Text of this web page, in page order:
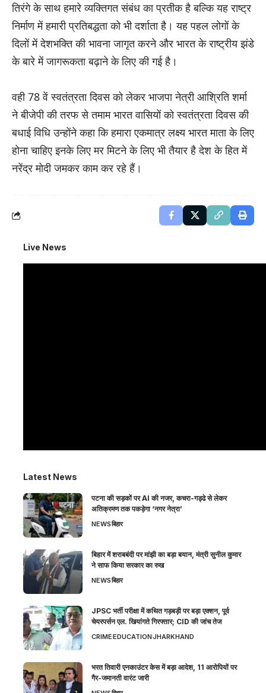
तिरंगे के साथ हमारे व्‍यक्तिगत संबंध का प्रतीक है बल्कि यह राष्‍ट्र
निर्माण में हमारी प्रतिबद्धता को भी दर्शाता है। यह पहल लोगों के
दिलों में देशभक्ति की भावना जागृत करने और भारत के राष्‍ट्रीय झंडे
के बारे में जागरूकता बढ़ाने के लिए की गई है।
वही 78 वें स्वतंत्रता दिवस को लेकर भाजपा नेत्री आश्रिति शर्मा
ने बीजेपी की तरफ से तमाम भारत वासियों को स्वतंत्रता दिवस की
बधाई विधि उन्होंने कहा कि हमारा एकमात्र लक्ष्य भारत माता के लिए
होना चाहिए इनके लिए मर मिटने के लिए भी तैयार है देश के हित में
नरेंद्र मोदी जमकर काम कर रहे हैं।
Live News
Latest News
पटना की सड़कों पर AI की नजर, कचरा-गड्ढे से लेकर
अतिक्रमण तक पकड़ेगा ‘नगर नेत्रा’
NEWSबिहार
बिहार में शराबबंदी पर मांझी का बड़ा बयान, मंत्री सुनील कुमार
ने साफ किया सरकार का रुख
NEWSबिहार
JPSC भर्ती परीक्षा में कथित गड़बड़ी पर बड़ा एक्शन, पूर्व
चेयरपर्सन एल. खियांगते गिरफ्तार; CID की जांच तेज
CRIMEEDUCATIONJHARKHAND
भरत तिवारी एनकाउंटर केस में बड़ा आदेश, 11 आरोपियों पर
गैर-जमानती वारंट जारी